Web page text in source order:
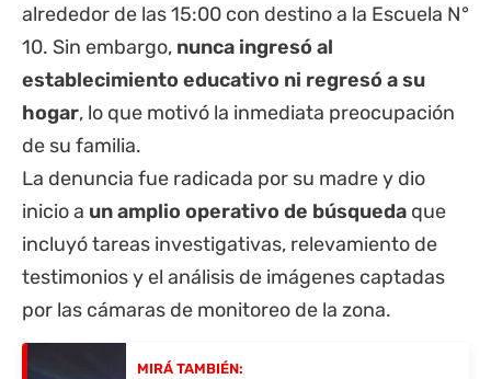
alrededor de las 15:00 con destino a la Escuela N°
10. Sin embargo, nunca ingresó al
establecimiento educativo ni regresó a su
hogar, lo que motivó la inmediata preocupación
de su familia.
La denuncia fue radicada por su madre y dio
inicio a un amplio operativo de búsqueda que
incluyó tareas investigativas, relevamiento de
testimonios y el análisis de imágenes captadas
por las cámaras de monitoreo de la zona.
MIRÁ TAMBIÉN: